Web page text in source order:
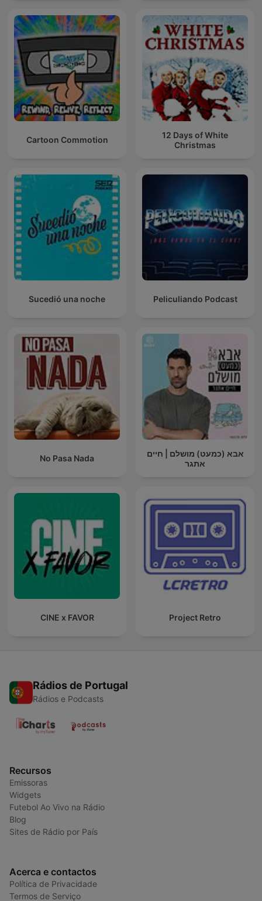
Cartoon Commotion
12 Days of White
Christmas
Sucedió una noche Peliculiando Podcast
No Pasa Nada
אבא (כמעט) מושלם | חיים
אתגר
CINE x FAVOR Project Retro
Rádios de Portugal
Rádios e Podcasts
Recursos
Emissoras
Widgets
Futebol Ao Vivo na Rádio
Blog
Sites de Rádio por País
Acerca e contactos
Política de Privacidade
Termos de Serviço